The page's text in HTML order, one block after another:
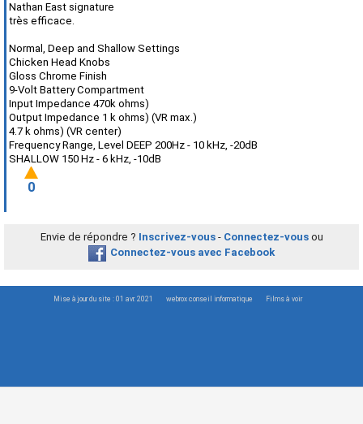
Nathan East signature
très efficace.
Normal, Deep and Shallow Settings
Chicken Head Knobs
Gloss Chrome Finish
9-Volt Battery Compartment
Input Impedance 470k ohms)
Output Impedance 1 k ohms) (VR max.)
4.7 k ohms) (VR center)
Frequency Range, Level DEEP 200Hz - 10 kHz, -20dB
SHALLOW 150 Hz - 6 kHz, -10dB
0
Envie de répondre ? Inscrivez-vous- Connectez-vousou
Connectez-vous avec Facebook
Mise à jour du site : 01 avr. 2021 webrox conseil informatique Films à voir